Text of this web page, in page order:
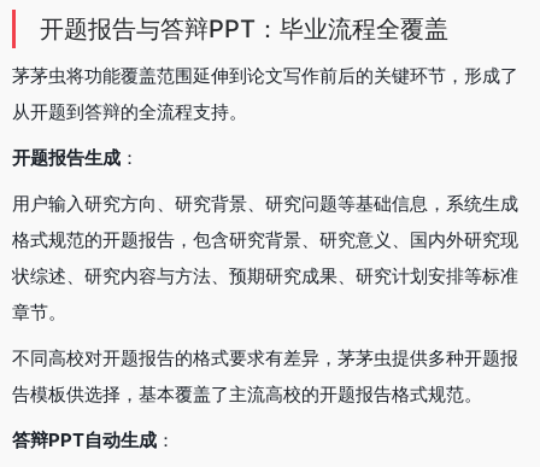
开题报告与答辩PPT：毕业流程全覆盖
茅茅虫将功能覆盖范围延伸到论文写作前后的关键环节，形成了
从开题到答辩的全流程支持。
开题报告生成 ：
用户输入研究方向、研究背景、研究问题等基础信息，系统生成
格式规范的开题报告，包含研究背景、研究意义、国内外研究现
状综述、研究内容与方法、预期研究成果、研究计划安排等标准
章节。
不同高校对开题报告的格式要求有差异，茅茅虫提供多种开题报
告模板供选择，基本覆盖了主流高校的开题报告格式规范。
答辩PPT自动生成 ：